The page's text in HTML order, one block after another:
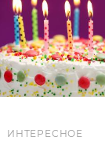
ИНТЕРЕСНОЕ